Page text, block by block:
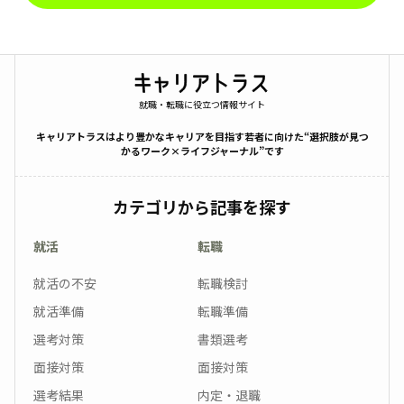
就職・転職に役立つ情報サイト
キャリアトラスはより豊かなキャリアを目指す若者に向けた“選択肢が見つ
かるワーク×ライフジャーナル”です
カテゴリから記事を探す
就活
就活の不安
就活準備
選考対策
面接対策
選考結果
転職
転職検討
転職準備
書類選考
面接対策
内定・退職